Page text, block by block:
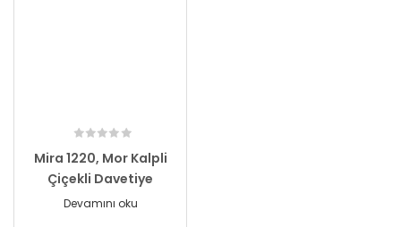
Mira 1220, Mor Kalpli
Çiçekli Davetiye
Devamını oku